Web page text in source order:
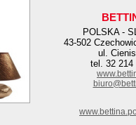
POLSKA -
43-502
ul.
tel. 32 214